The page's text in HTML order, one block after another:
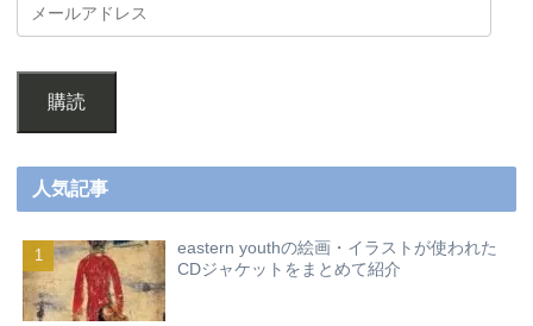
購読
人気記事
eastern youthの絵画・イラストが使われた
CDジャケットをまとめて紹介